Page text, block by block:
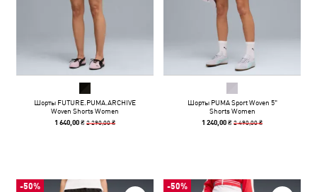
Шорты FUTURE.PUMA.ARCHIVE
Woven Shorts Women
1 640,00 ₴2 290,00 ₴
Шорты PUMA Sport Woven 5"
Shorts Women
1 240,00 ₴2 490,00 ₴
-50% -50%